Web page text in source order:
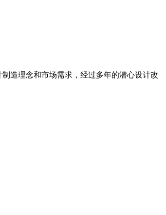
造理念和市场需求，经过多年的潜心设计改